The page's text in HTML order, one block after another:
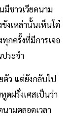
มีชาวเวียดนาม
งเหล่านั้นเห็นโด๋
ทุกครั้งที่มีการเจอ
ระจำ
ตัว แต่ยังกลับไป
ตฝรั่งเศสเป็นว่า
นามตลอดเวลา